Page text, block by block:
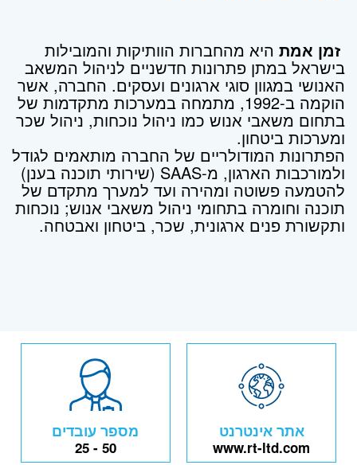
זמן אמת היא מהחברות הוותיקות והמובילות
בישראל במתן פתרונות חדשניים לניהול המשאב
האנושי במגוון סוגי ארגונים ועסקים. החברה, אשר
הוקמה ב-1992, מתמחה במערכות מתקדמות של
בתחום משאבי אנוש כמו ניהול נוכחות, ניהול שכר
ומערכות ביטחון.
הפתרונות המודולריים של החברה מותאמים לגודל
ולמורכבות הארגון, מ-SAAS (שירותי תוכנה בענן)
להטמעה פשוטה ומהירה ועד למערך מתקדם של
תוכנה וחומרה בתחומי ניהול משאבי אנוש; נוכחות
ותקשורת פנים ארגונית, שכר, ביטחון ואבטחה.
אתר אינטרנט
www.rt-ltd.com
מספר עובדים
25 - 50